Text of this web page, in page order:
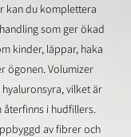
kan du komplettera
som ger ökad
kinder, läppar, haka
ögonen. Volumizer
vilket är
i hudfillers.
d av fibrer och